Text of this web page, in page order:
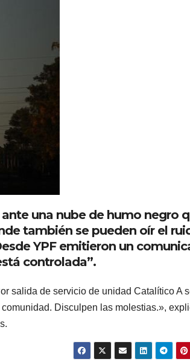
una nube de humo negro
también se pueden oír el
YPF emitieron un
controlada”.
salida de servicio de unidad Catalítico A
Disculpen las molestias.»,